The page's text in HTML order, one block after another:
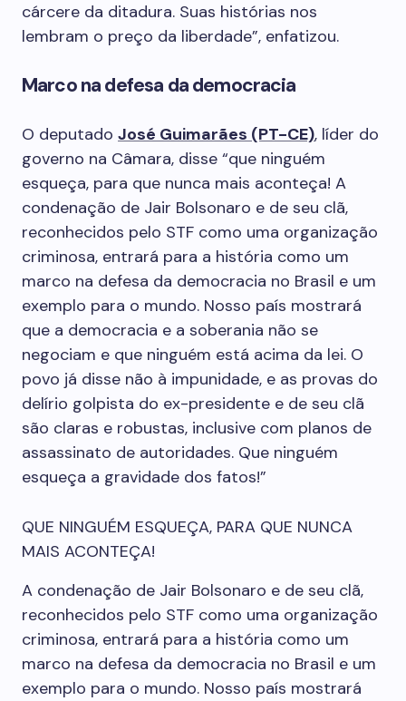
cárcere da ditadura. Suas histórias nos
lembram o preço da liberdade”, enfatizou.
Marco na defesa da democracia
O deputado José Guimarães (PT-CE), líder do
governo na Câmara, disse “que ninguém
esqueça, para que nunca mais aconteça! A
condenação de Jair Bolsonaro e de seu clã,
reconhecidos pelo STF como uma organização
criminosa, entrará para a história como um
marco na defesa da democracia no Brasil e um
exemplo para o mundo. Nosso país mostrará
que a democracia e a soberania não se
negociam e que ninguém está acima da lei. O
povo já disse não à impunidade, e as provas do
delírio golpista do ex-presidente e de seu clã
são claras e robustas, inclusive com planos de
assassinato de autoridades. Que ninguém
esqueça a gravidade dos fatos!”
QUE NINGUÉM ESQUEÇA, PARA QUE NUNCA
MAIS ACONTEÇA!
A condenação de Jair Bolsonaro e de seu clã,
reconhecidos pelo STF como uma organização
criminosa, entrará para a história como um
marco na defesa da democracia no Brasil e um
exemplo para o mundo. Nosso país mostrará